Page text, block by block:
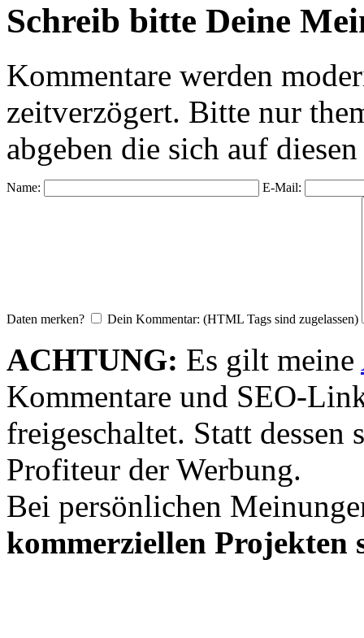
Schreib bitte Deine
Kommentare werden
zeitverzögert. Bitte nur
abgeben die sich auf
Name: E-Mail:
Daten merken? Dein Kommentar: (HTML Tags sind zugelassen)
ACHTUNG: Es gilt meine
Kommentare und SEO-
freigeschaltet. Statt dessen
Profiteur der Werbung.
Bei persönlichen
kommerziellen Projekten